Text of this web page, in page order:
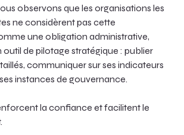
observons que les organisations les
ne considèrent pas cette
une obligation administrative,
de pilotage stratégique : publier
communiquer sur ses indicateurs
instances de gouvernance.
la confiance et facilitent le